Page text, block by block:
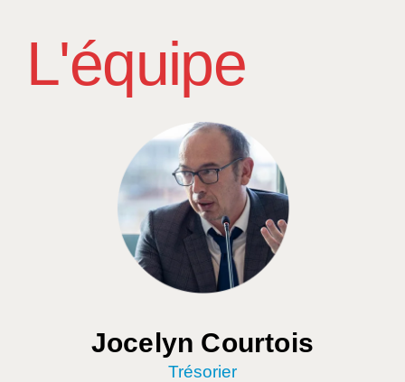
L'équipe
Jocelyn Courtois
Trésorier